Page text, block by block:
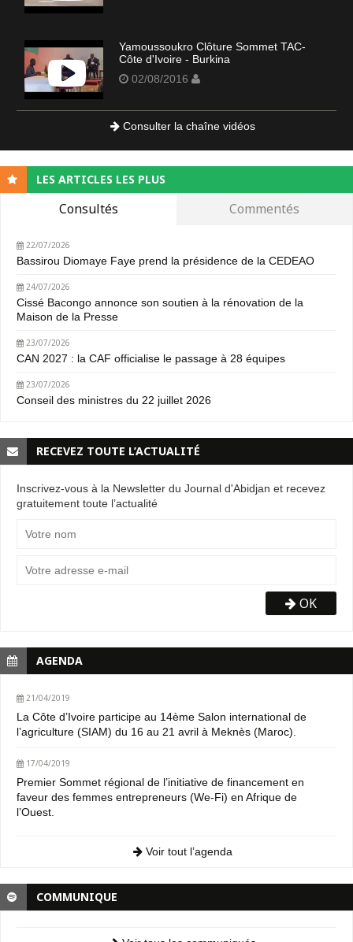
Yamoussoukro Clôture Sommet TAC-
Côte d'Ivoire - Burkina
02/08/2016
Consulter la chaîne vidéos
LES ARTICLES LES PLUS
Consultés Commentés
22/07/2026
Bassirou Diomaye Faye prend la présidence de la CEDEAO
24/07/2026
Cissé Bacongo annonce son soutien à la rénovation de la
Maison de la Presse
23/07/2026
CAN 2027 : la CAF officialise le passage à 28 équipes
23/07/2026
Conseil des ministres du 22 juillet 2026
RECEVEZ TOUTE L’ACTUALITÉ
Inscrivez-vous à la Newsletter du Journal d'Abidjan et recevez
gratuitement toute l’actualité
OK
AGENDA
21/04/2019
La Côte d’Ivoire participe au 14ème Salon international de
l’agriculture (SIAM) du 16 au 21 avril à Meknès (Maroc).
17/04/2019
Premier Sommet régional de l’initiative de financement en
faveur des femmes entrepreneurs (We-Fi) en Afrique de
l’Ouest.
Voir tout l’agenda
COMMUNIQUE